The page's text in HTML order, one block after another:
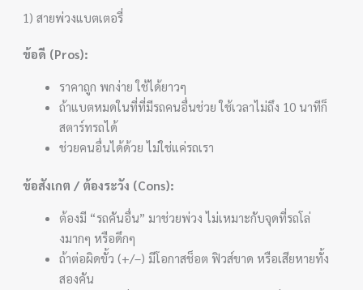
1) สายพ่วงแบตเตอรี่
ข้อดี (Pros):
ราคาถูก พกง่าย ใช้ได้ยาวๆ
ถ้าแบตหมดในที่ที่มีรถคนอื่นช่วย ใช้เวลาไม่ถึง 10 นาทีก็
สตาร์ทรถได้
ช่วยคนอื่นได้ด้วย ไม่ใช่แค่รถเรา
ข้อสังเกต / ต้องระวัง (Cons):
ต้องมี “รถคันอื่น” มาช่วยพ่วง ไม่เหมาะกับจุดที่รถโล่
งมากๆ หรือดึกๆ
ถ้าต่อผิดขั้ว (+/–) มีโอกาสช็อต ฟิวส์ขาด หรือเสียหายทั้ง
สองคัน